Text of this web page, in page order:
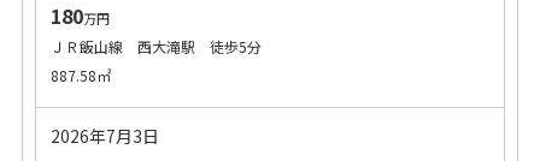
180万円
ＪＲ飯山線 西大滝駅 徒歩5分
887.58㎡
2026年7月3日